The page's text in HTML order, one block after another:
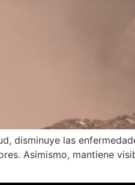
disminuye las
Asimismo, mantiene